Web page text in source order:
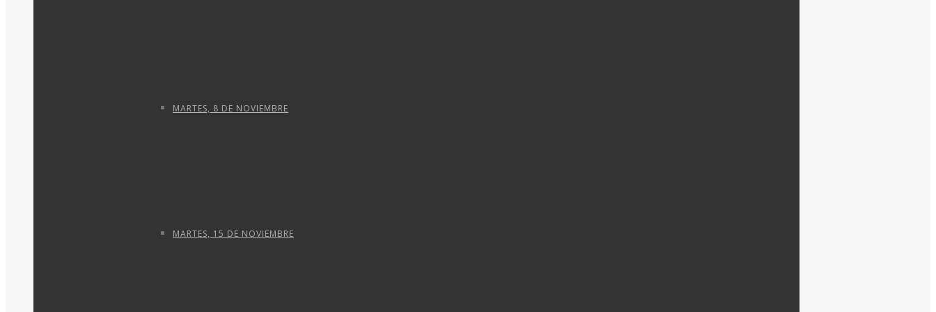
MARTES, 8 DE NOVIEMBRE
MARTES, 15 DE NOVIEMBRE